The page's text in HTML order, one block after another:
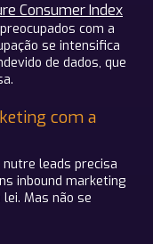
Consumer Index
com a
se intensifica
de dados, que
com a
nutre leads precisa
inbound marketing
Mas não se